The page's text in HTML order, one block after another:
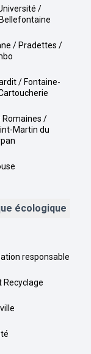
Martin du
écologique
responsable
Recyclage